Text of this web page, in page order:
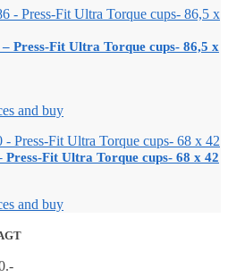
Press-Fit Ultra Torque cups- 86,5 x
and buy
Press-Fit Ultra Torque cups- 68 x 42
and buy